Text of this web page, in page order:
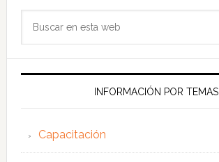
web
INFORMACIÓN POR TEMAS
Capacitación